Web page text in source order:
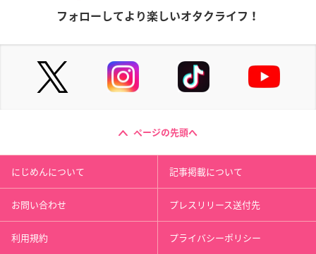
フォローしてより楽しいオタクライフ！
ページの先頭へ
にじめんについて 記事掲載について
お問い合わせ プレスリリース送付先
利用規約 プライバシーポリシー